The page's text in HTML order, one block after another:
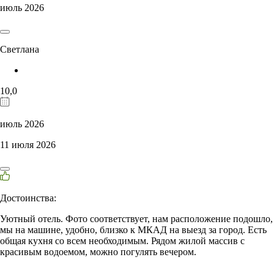
июль 2026
Светлана
10,0
июль 2026
11 июля 2026
Достоинства:
Уютный отель. Фото соответствует, нам расположение подошло,
мы на машине, удобно, близко к МКАД на выезд за город. Есть
общая кухня со всем необходимым. Рядом жилой массив с
красивым водоемом, можно погулять вечером.